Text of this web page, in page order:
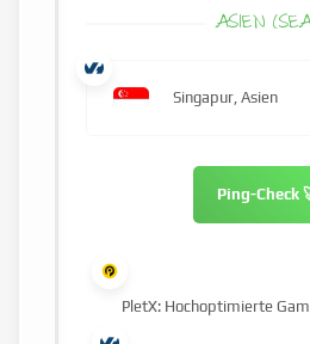
ASIEN
Singapur, Asien
Ping-Check
PletX: Hochoptimierte